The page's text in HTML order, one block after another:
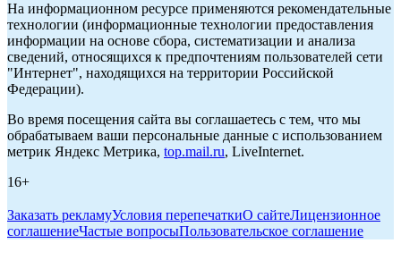
На информационном ресурсе применяются рекомендательные
технологии (информационные технологии предоставления
информации на основе сбора, систематизации и анализа
сведений, относящихся к предпочтениям пользователей сети
"Интернет", находящихся на территории Российской
Федерации).
Во время посещения сайта вы соглашаетесь с тем, что мы
обрабатываем ваши персональные данные с использованием
метрик Яндекс Метрика, top.mail.ru, LiveInternet.
16+
Заказать рекламуУсловия перепечаткиО сайтеЛицензионное
соглашениеЧастые вопросыПользовательское соглашение